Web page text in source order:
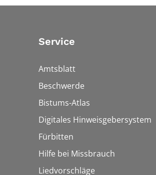
Service
Amtsblatt
Beschwerde
Bistums-Atlas
Digitales Hinweisgebersystem
Fürbitten
Hilfe bei Missbrauch
Liedvorschläge